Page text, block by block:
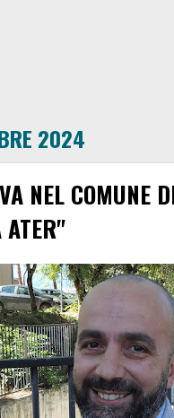
2024
NEL COMUNE
ATER"